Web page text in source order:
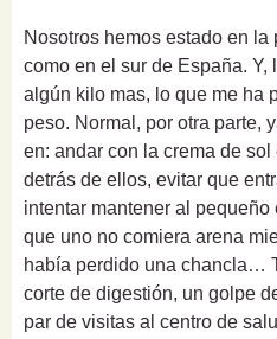
Nosotros hemos estado en la
como en el sur de España.
algún kilo mas, lo que me ha
peso. Normal, por otra parte,
en: andar con la crema de
detrás de ellos, evitar que
intentar mantener al
que uno no comiera arena
había perdido una chancla…
corte de digestión, un golpe
par de visitas al centro de